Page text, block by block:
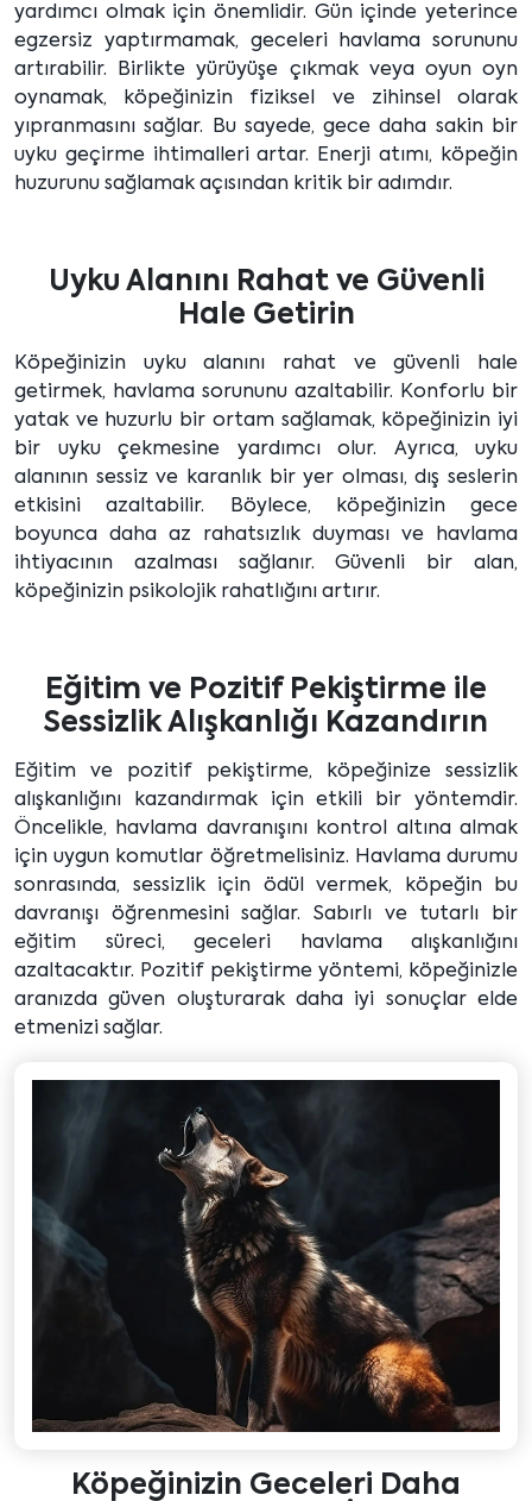
yardımcı olmak için önemlidir. Gün içinde yeterince
egzersiz yaptırmamak, geceleri havlama sorununu
artırabilir. Birlikte yürüyüşe çıkmak veya oyun oyn
oynamak, köpeğinizin fiziksel ve zihinsel olarak
yıpranmasını sağlar. Bu sayede, gece daha sakin bir
uyku geçirme ihtimalleri artar. Enerji atımı, köpeğin
huzurunu sağlamak açısından kritik bir adımdır.
Uyku Alanını Rahat ve Güvenli
Hale Getirin
Köpeğinizin uyku alanını rahat ve güvenli hale
getirmek, havlama sorununu azaltabilir. Konforlu bir
yatak ve huzurlu bir ortam sağlamak, köpeğinizin iyi
bir uyku çekmesine yardımcı olur. Ayrıca, uyku
alanının sessiz ve karanlık bir yer olması, dış seslerin
etkisini azaltabilir. Böylece, köpeğinizin gece
boyunca daha az rahatsızlık duyması ve havlama
ihtiyacının azalması sağlanır. Güvenli bir alan,
köpeğinizin psikolojik rahatlığını artırır.
Eğitim ve Pozitif Pekiştirme ile
Sessizlik Alışkanlığı Kazandırın
Eğitim ve pozitif pekiştirme, köpeğinize sessizlik
alışkanlığını kazandırmak için etkili bir yöntemdir.
Öncelikle, havlama davranışını kontrol altına almak
için uygun komutlar öğretmelisiniz. Havlama durumu
sonrasında, sessizlik için ödül vermek, köpeğin bu
davranışı öğrenmesini sağlar. Sabırlı ve tutarlı bir
eğitim süreci, geceleri havlama alışkanlığını
azaltacaktır. Pozitif pekiştirme yöntemi, köpeğinizle
aranızda güven oluşturarak daha iyi sonuçlar elde
etmenizi sağlar.
Köpeğinizin Geceleri Daha